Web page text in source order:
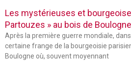
Les mystérieuses et
Partouzes » au bois de
Après la première guerre mondiale,
certaine frange de la bourgeoisie
Boulogne où, souvent moyennant